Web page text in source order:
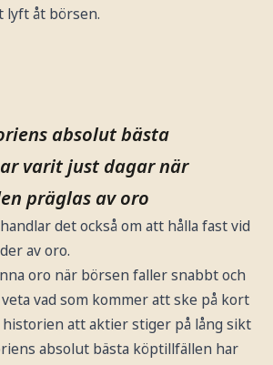
lyft åt börsen.
absolut bästa
varit just dagar när
präglas av oro
det också om att hålla fast vid
av oro.
oro när börsen faller snabbt och
vad som kommer att ske på kort
att aktier stiger på lång sikt
absolut bästa köptillfällen har